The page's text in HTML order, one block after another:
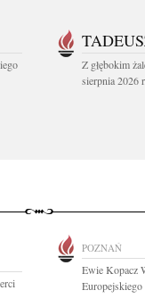
Z głębokim
sierpnia 2026
POZNAŃ
Ewie Kopacz
Europejskiego